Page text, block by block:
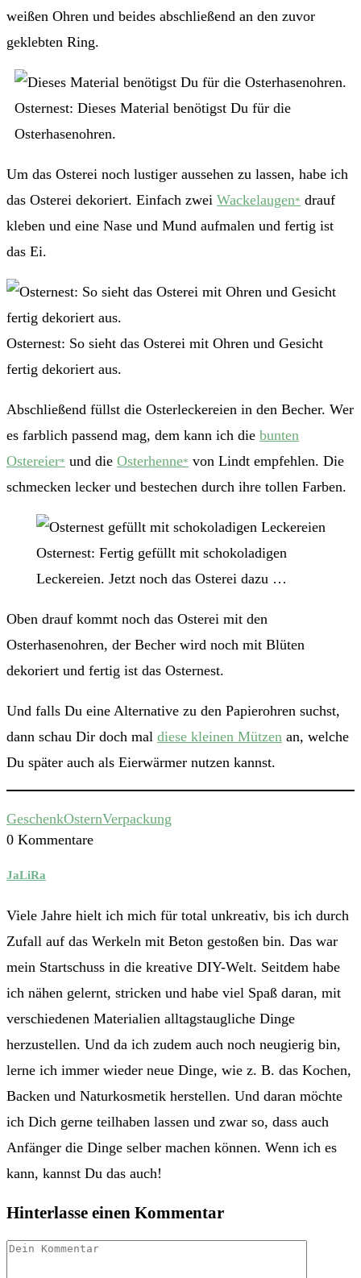
weißen Ohren und beides abschließend an den zuvor
geklebten Ring.
Osternest: Dieses Material benötigst Du für die
Osterhasenohren.
Um das Osterei noch lustiger aussehen zu lassen, habe ich
das Osterei dekoriert. Einfach zwei Wackelaugen* drauf
kleben und eine Nase und Mund aufmalen und fertig ist
das Ei.
Osternest: So sieht das Osterei mit Ohren und Gesicht
fertig dekoriert aus.
Abschließend füllst die Osterleckereien in den Becher. Wer
es farblich passend mag, dem kann ich die bunten
Ostereier* und die Osterhenne* von Lindt empfehlen. Die
schmecken lecker und bestechen durch ihre tollen Farben.
Osternest: Fertig gefüllt mit schokoladigen
Leckereien. Jetzt noch das Osterei dazu …
Oben drauf kommt noch das Osterei mit den
Osterhasenohren, der Becher wird noch mit Blüten
dekoriert und fertig ist das Osternest.
Und falls Du eine Alternative zu den Papierohren suchst,
dann schau Dir doch mal diese kleinen Mützen an, welche
Du später auch als Eierwärmer nutzen kannst.
GeschenkOsternVerpackung
0 Kommentare
JaLiRa
Viele Jahre hielt ich mich für total unkreativ, bis ich durch
Zufall auf das Werkeln mit Beton gestoßen bin. Das war
mein Startschuss in die kreative DIY-Welt. Seitdem habe
ich nähen gelernt, stricken und habe viel Spaß daran, mit
verschiedenen Materialien alltagstaugliche Dinge
herzustellen. Und da ich zudem auch noch neugierig bin,
lerne ich immer wieder neue Dinge, wie z. B. das Kochen,
Backen und Naturkosmetik herstellen. Und daran möchte
ich Dich gerne teilhaben lassen und zwar so, dass auch
Anfänger die Dinge selber machen können. Wenn ich es
kann, kannst Du das auch!
Hinterlasse einen Kommentar